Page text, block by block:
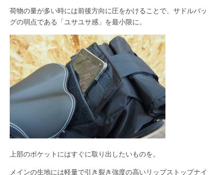
荷物の量が多い時には前後方向に圧をかけることで、サドルバッ
グの弱点である「ユサユサ感」を最小限に。
上部のポケットにはすぐに取り出したいものを。
メインの生地には軽量で引き裂き強度の高いリップストップナイ